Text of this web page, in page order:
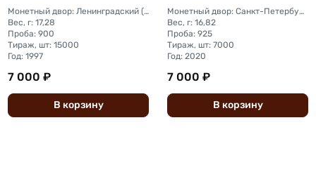
Монетный двор: Ленинградский (ЛМД)
Вес, г: 17,28
Проба: 900
Тираж, шт: 15000
Год: 1997
7 000 ₽
В корзину
Монетный двор: Санкт-Петербургский (СПМД)
Вес, г: 16,82
Проба: 925
Тираж, шт: 7000
Год: 2020
7 000 ₽
В корзину